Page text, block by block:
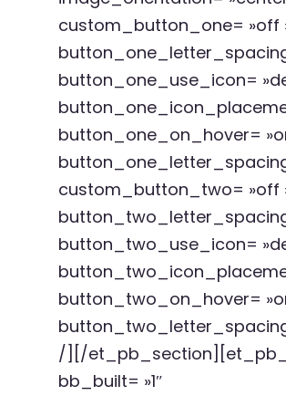
custom_button_one= »off
button_one_use_icon=
button_one_on_hover=
custom_button_two= »off
button_two_use_icon=
button_two_on_hover=
/][/
bb_built= »1″